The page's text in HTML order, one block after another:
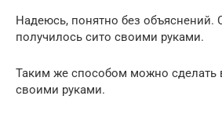
Надеюсь, понятно без объяснений.
получилось сито своими руками.
Таким же способом можно сделать
своими руками.